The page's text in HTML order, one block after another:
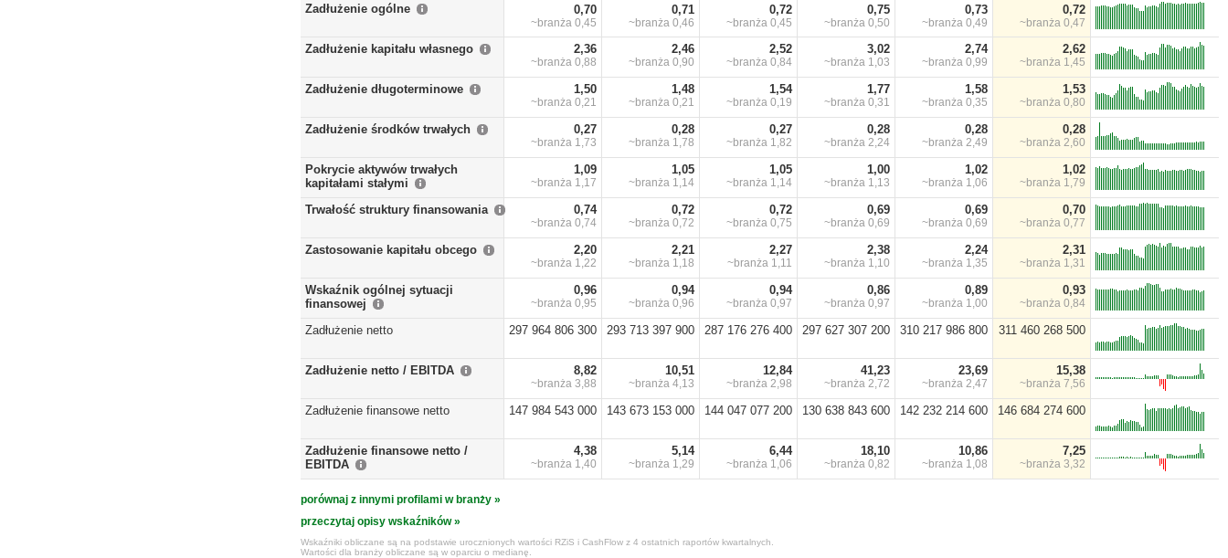
Zadłużenie ogólne 0,70
~branża 0,45
0,71
~branża 0,46
0,72
~branża 0,45
0,75
~branża 0,50
0,73
~branża 0,49
0,72
~branża 0,47
Zadłużenie kapitału własnego 2,36
~branża 0,88
2,46
~branża 0,90
2,52
~branża 0,84
3,02
~branża 1,03
2,74
~branża 0,99
2,62
~branża 1,45
Zadłużenie długoterminowe 1,50
~branża 0,21
1,48
~branża 0,21
1,54
~branża 0,19
1,77
~branża 0,31
1,58
~branża 0,35
1,53
~branża 0,80
Zadłużenie środków trwałych 0,27
~branża 1,73
0,28
~branża 1,78
0,27
~branża 1,82
0,28
~branża 2,24
0,28
~branża 2,49
0,28
~branża 2,60
Pokrycie aktywów trwałych
kapitałami stałymi
1,09
~branża 1,17
1,05
~branża 1,14
1,05
~branża 1,14
1,00
~branża 1,13
1,02
~branża 1,06
1,02
~branża 1,79
Trwałość struktury finansowania 0,74
~branża 0,74
0,72
~branża 0,72
0,72
~branża 0,75
0,69
~branża 0,69
0,69
~branża 0,69
0,70
~branża 0,77
Zastosowanie kapitału obcego 2,20
~branża 1,22
2,21
~branża 1,18
2,27
~branża 1,11
2,38
~branża 1,10
2,24
~branża 1,35
2,31
~branża 1,31
Wskaźnik ogólnej sytuacji
finansowej
0,96
~branża 0,95
0,94
~branża 0,96
0,94
~branża 0,97
0,86
~branża 0,97
0,89
~branża 1,00
0,93
~branża 0,84
Zadłużenie netto 297 964 806 300 293 713 397 900 287 176 276 400 297 627 307 200 310 217 986 800 311 460 268 500
Zadłużenie netto / EBITDA 8,82
~branża 3,88
10,51
~branża 4,13
12,84
~branża 2,98
41,23
~branża 2,72
23,69
~branża 2,47
15,38
~branża 7,56
Zadłużenie finansowe netto 147 984 543 000 143 673 153 000 144 047 077 200 130 638 843 600 142 232 214 600 146 684 274 600
Zadłużenie finansowe netto /
EBITDA
4,38
~branża 1,40
5,14
~branża 1,29
6,44
~branża 1,06
18,10
~branża 0,82
10,86
~branża 1,08
7,25
~branża 3,32
porównaj z innymi profilami w branży »
przeczytaj opisy wskaźników »
Wskaźniki obliczane są na podstawie urocznionych wartości RZiS i CashFlow z 4 ostatnich raportów kwartalnych.
Wartości dla branży obliczane są w oparciu o medianę.